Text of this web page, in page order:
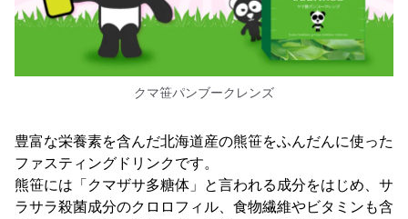
クマ笹パンブークレンズ
豊富な栄養素を含んだ北海道産の熊笹をふんだんに使った
ファスティングドリンクです。
熊笹には「クマザサ多糖体」と言われる成分をはじめ、サ
ラサラ殺菌成分のクロロフィル、食物繊維やビタミンも含